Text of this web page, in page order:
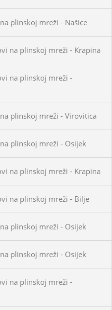
plinskoj mreži - Našice
na plinskoj mreži - Krapina
na plinskoj mreži -
plinskoj mreži - Virovitica
plinskoj mreži - Osijek
na plinskoj mreži - Krapina
na plinskoj mreži - Bilje
plinskoj mreži - Osijek
plinskoj mreži - Osijek
na plinskoj mreži -